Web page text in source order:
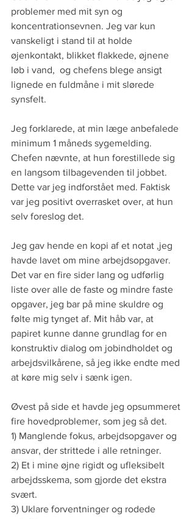
problemer med mit syn og
koncentrationsevnen. Jeg var kun
vanskeligt i stand til at holde
øjenkontakt, blikket flakkede, øjnene
løb i vand,  og chefens blege ansigt
lignede en fuldmåne i mit slørede
synsfelt.
Jeg forklarede, at min læge anbefalede
minimum 1 måneds sygemelding.
Chefen nævnte, at hun forestillede sig
en langsom tilbagevenden til jobbet.
Dette var jeg indforstået med. Faktisk
var jeg positivt overrasket over, at hun
selv foreslog det.
Jeg gav hende en kopi af et notat ,jeg
havde lavet om mine arbejdsopgaver.
Det var en fire sider lang og udførlig
liste over alle de faste og mindre faste
opgaver, jeg bar på mine skuldre og
følte mig tynget af. Mit håb var, at
papiret kunne danne grundlag for en
konstruktiv dialog om jobindholdet og
arbejdsvilkårene, så jeg ikke endte med
at køre mig selv i sænk igen.
Øvest på side et havde jeg opsummeret
fire hovedproblemer, som jeg så det.
1) Manglende fokus, arbejdsopgaver og
ansvar, der strittede i alle retninger.
2) Et i mine øjne rigidt og ufleksibelt
arbejdsskema, som gjorde det ekstra
svært.
3) Uklare forventninger og rodede